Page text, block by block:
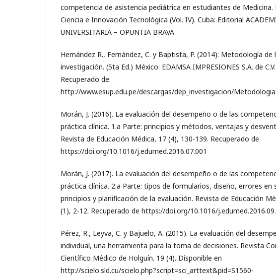
competencia de asistencia pediátrica en estudiantes de Medicina.
Ciencia e Innovación Tecnológica (Vol. IV). Cuba: Editorial
UNIVERSITARIA – OPUNTIA BRAVA
Hernández R., Fernández, C. y Baptista, P. (2014): Metodología de
investigación. (5ta Ed.) México: EDAMSA IMPRESIONES S.A. de C.V.
Recuperado de:
http://www.esup.edu.pe/descargas/dep_investigacion/
Morán, J. (2016). La evaluación del desempeño o de las
práctica clínica. 1.a Parte: principios y métodos, ventajas y
Revista de Educación Médica, 17 (4), 130-139. Recuperado de
https://doi.org/10.1016/j.edumed.2016.07.001
Morán, J. (2017). La evaluación del desempeño o de las
práctica clínica. 2.a Parte: tipos de formularios, diseño, errores en
principios y planificación de la evaluación. Revista de Educación
(1), 2-12. Recuperado de https://doi.org/10.1016/
Pérez, R., Leyva, C. y Bajuelo, A. (2015). La evaluación del
individual, una herramienta para la toma de decisiones. Revista
Científico Médico de Holguín. 19 (4). Disponible en
http://scielo.sld.cu/scielo.php?script=sci_arttext&pid=S1560-